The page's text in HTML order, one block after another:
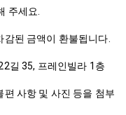
주세요.
된 금액이 환불됩니다.
길 35, 프레인빌라 1층
편 사항 및 사진 등을 첨부